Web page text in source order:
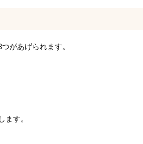
があげられます。
ます。